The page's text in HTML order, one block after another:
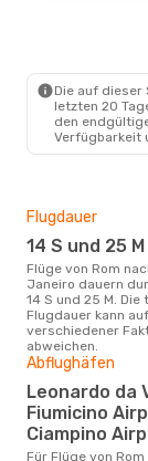
Die auf dieser
letzten 20
den
Verfügbarkeit
Flugdauer
14 S und 25 M
Flüge von Rom nach Rio de
Janeiro dauern
14 S und 25 M.
Flugdauer kann
verschiedener
abweichen.
Abflughäfen
Leonardo da Vinci-
Fiumicino
Ciampino
Für Flüge von Rom nach Rio de